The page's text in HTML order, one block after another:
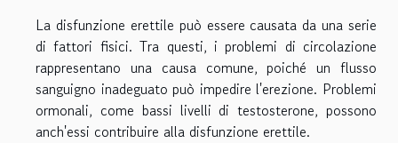
La disfunzione erettile può essere causata da una serie
di fattori fisici. Tra questi, i problemi di circolazione
rappresentano una causa comune, poiché un flusso
sanguigno inadeguato può impedire l'erezione. Problemi
ormonali, come bassi livelli di testosterone, possono
anch'essi contribuire alla disfunzione erettile.